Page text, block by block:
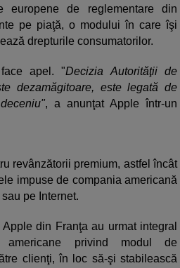
europene de reglementare din
pe piaţă, o modului în care îşi
drepturile consumatorilor.
apel. "Decizia Autorităţii de
dezamăgitoare, este legată de
, a anunţat Apple într-un
revânzătorii premium, astfel încât
impuse de compania americană
pe Internet.
din Franţa au urmat integral
americane privind modul de
clienţi, în loc să-şi stabilească